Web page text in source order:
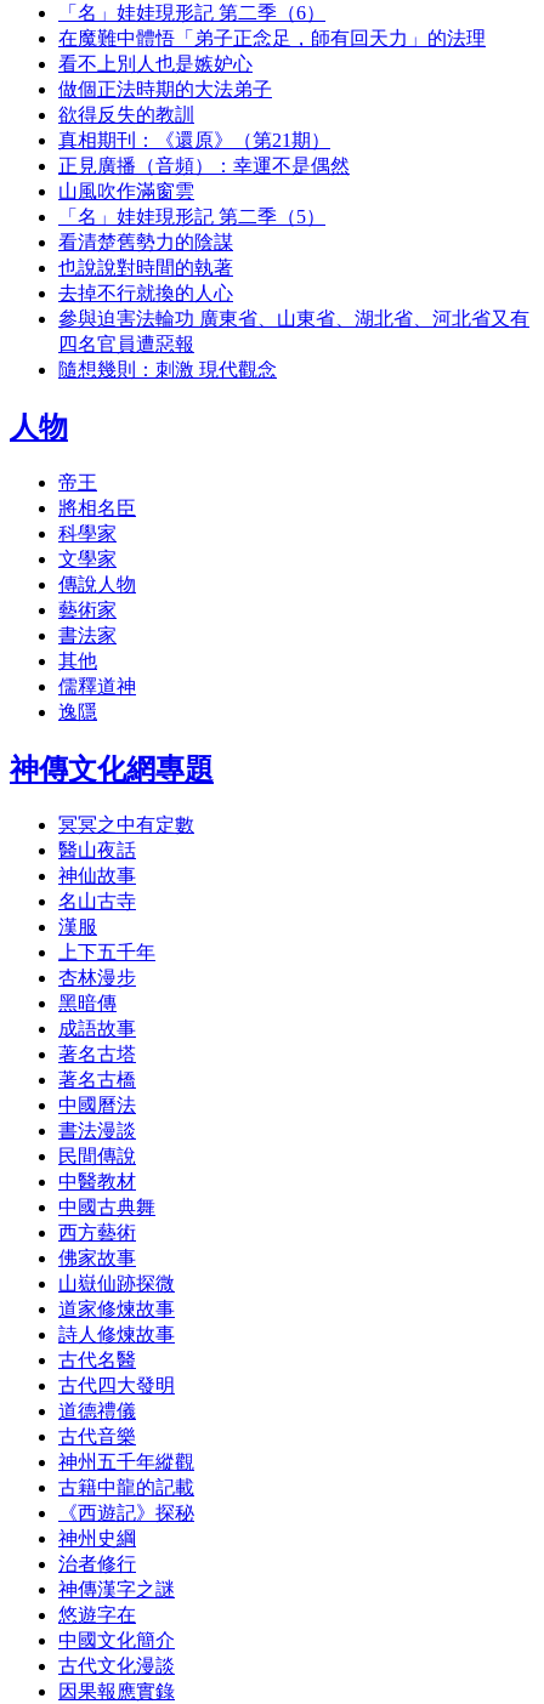
「名」娃娃現形記 第二季（6）
在魔難中體悟「弟子正念足，師有回天力」的法理
看不上別人也是嫉妒心
做個正法時期的大法弟子
欲得反失的教訓
真相期刊：《還原》（第21期）
正見廣播（音頻）：幸運不是偶然
山風吹作滿窗雲
「名」娃娃現形記 第二季（5）
看清楚舊勢力的陰謀
也說說對時間的執著
去掉不行就換的人心
參與迫害法輪功 廣東省、山東省、湖北省、河北省又有
四名官員遭惡報
隨想幾則：刺激 現代觀念
人物
帝王
將相名臣
科學家
文學家
傳說人物
藝術家
書法家
其他
儒釋道神
逸隱
神傳文化網專題
冥冥之中有定數
醫山夜話
神仙故事
名山古寺
漢服
上下五千年
杏林漫步
黑暗傳
成語故事
著名古塔
著名古橋
中國曆法
書法漫談
民間傳說
中醫教材
中國古典舞
西方藝術
佛家故事
山嶽仙跡探微
道家修煉故事
詩人修煉故事
古代名醫
古代四大發明
道德禮儀
古代音樂
神州五千年縱觀
古籍中龍的記載
《西遊記》探秘
神州史綱
治者修行
神傳漢字之謎
悠遊字在
中國文化簡介
古代文化漫談
因果報應實錄